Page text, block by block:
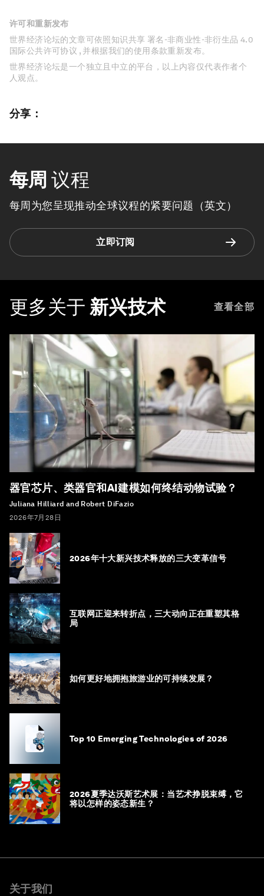
许可和重新发布
世界经济论坛的文章可依照知识共享 署名-非商业性-非衍生品 4.0
国际公共许可协议 , 并根据我们的使用条款重新发布。
世界经济论坛是一个独立且中立的平台，以上内容仅代表作者个
人观点。
分享：
每周 议程
每周为您呈现推动全球议程的紧要问题（英文）
立即订阅
更多关于 新兴技术 查看全部
器官芯片、类器官和AI建模如何终结动物试验？
Juliana Hilliard and Robert DiFazio
2026年7月28日
2026年十大新兴技术释放的三大变革信号
互联网正迎来转折点，三大动向正在重塑其格
局
如何更好地拥抱旅游业的可持续发展？
Top 10 Emerging Technologies of 2026
2026夏季达沃斯艺术展：当艺术挣脱束缚，它
将以怎样的姿态新生？
关于我们